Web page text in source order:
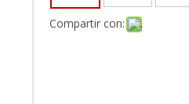
Compartir con: